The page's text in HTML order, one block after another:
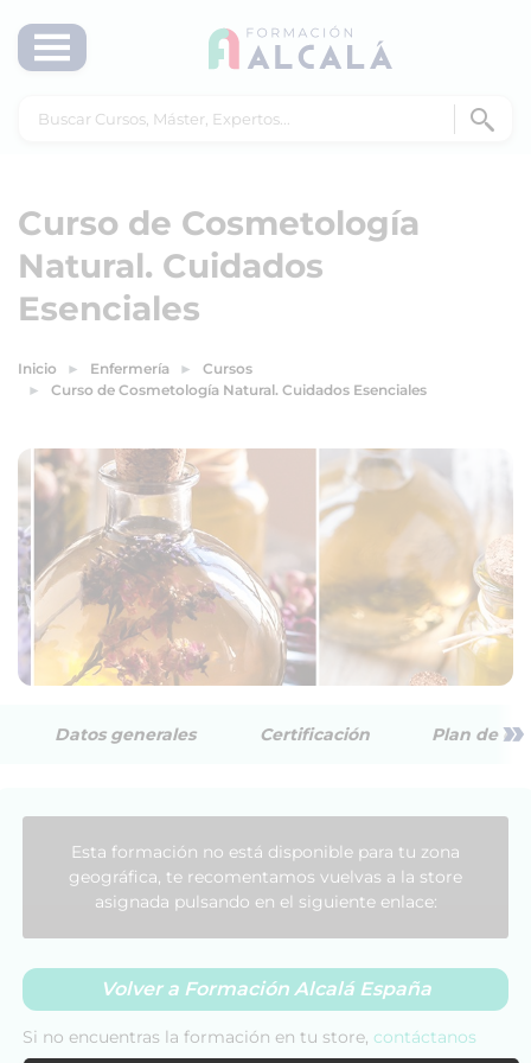
Curso de Cosmetología
Natural. Cuidados
Esenciales
Inicio Enfermería
Cursos
Curso de Cosmetología Natural. Cuidados Esenciales
Datos generales Certificación Plan de »
Esta formación no está disponible para tu zona
geográfica, te recomentamos vuelvas a la store
asignada pulsando en el siguiente enlace:
Volver a Formación Alcalá España
Si no encuentras la formación en tu store, contáctanos